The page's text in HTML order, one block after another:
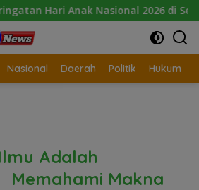
2026 di Sejumlah Sekolah
Nasional Daerah Politik Hukum
Adalah
Memahami Makna